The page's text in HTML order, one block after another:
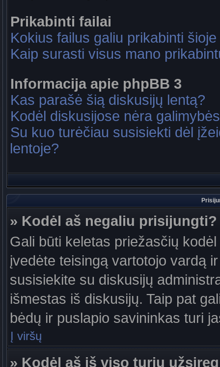
Prikabinti failai
Kokius failus galiu prikabinti
Kaip surasti visus mano
Informacija apie phpBB 3
Kas parašė šią diskusijų lentą?
Kodėl diskusijose nėra
Su kuo turėčiau susisiekti dėl
lentoje?
» Kodėl aš negaliu prisijungti?
Gali būti keletas priežasčių
įvedėte teisingą vartotojo vardą
susisiekite su diskusijų
išmestas iš diskusijų. Taip pat
bėdų ir puslapio savininkas turi
Į viršų
» Kodėl aš iš viso turiu